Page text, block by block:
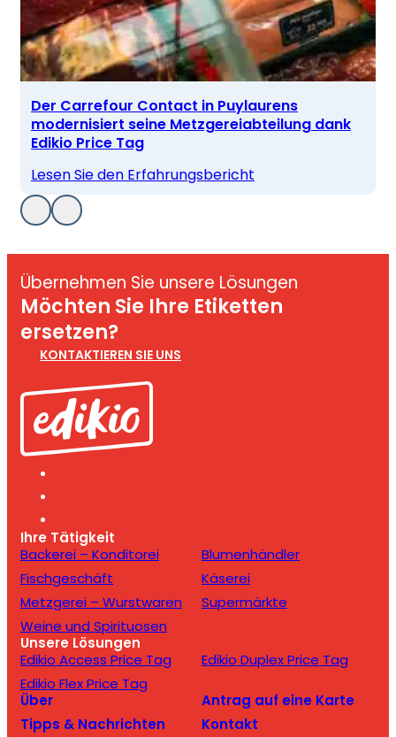
Der Carrefour Contact in Puylaurens
modernisiert seine Metzgereiabteilung dank
Edikio Price Tag
Lesen Sie den Erfahrungsbericht
Übernehmen Sie unsere Lösungen
Möchten Sie Ihre Etiketten
ersetzen?
KONTAKTIEREN SIE UNS
Ihre Tätigkeit
Backerei – Konditorei
Blumenhändler
Fischgeschäft
Käserei
Metzgerei – Wurstwaren
Supermärkte
Weine und Spirituosen
Unsere Lösungen
Edikio Access Price Tag
Edikio Duplex Price Tag
Edikio Flex Price Tag
Über
Antrag auf eine Karte
Tipps & Nachrichten
Kontakt